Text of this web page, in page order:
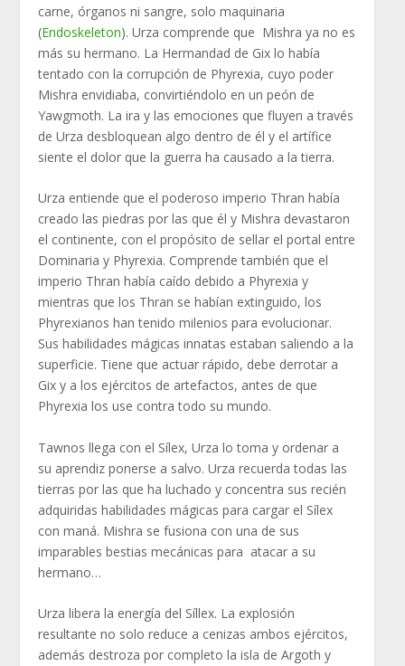
carne, órganos ni sangre, solo maquinaria
(Endoskeleton). Urza comprende que Mishra ya no es
más su hermano. La Hermandad de Gix lo había
tentado con la corrupción de Phyrexia, cuyo poder
Mishra envidiaba, convirtiéndolo en un peón de
Yawgmoth. La ira y las emociones que fluyen a través
de Urza desbloquean algo dentro de él y el artífice
siente el dolor que la guerra ha causado a la tierra.
Urza entiende que el poderoso imperio Thran había
creado las piedras por las que él y Mishra devastaron
el continente, con el propósito de sellar el portal entre
Dominaria y Phyrexia. Comprende también que el
imperio Thran había caído debido a Phyrexia y
mientras que los Thran se habían extinguido, los
Phyrexianos han tenido milenios para evolucionar.
Sus habilidades mágicas innatas estaban saliendo a la
superficie. Tiene que actuar rápido, debe derrotar a
Gix y a los ejércitos de artefactos, antes de que
Phyrexia los use contra todo su mundo.
Tawnos llega con el Sílex, Urza lo toma y ordenar a
su aprendiz ponerse a salvo. Urza recuerda todas las
tierras por las que ha luchado y concentra sus recién
adquiridas habilidades mágicas para cargar el Sílex
con maná. Mishra se fusiona con una de sus
imparables bestias mecánicas para atacar a su
hermano…
Urza libera la energía del Síllex. La explosión
resultante no solo reduce a cenizas ambos ejércitos,
además destroza por completo la isla de Argoth y